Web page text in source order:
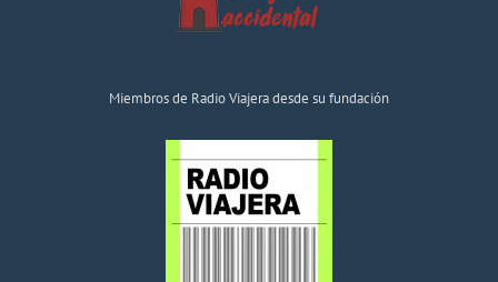
Miembros de Radio Viajera desde su fundación